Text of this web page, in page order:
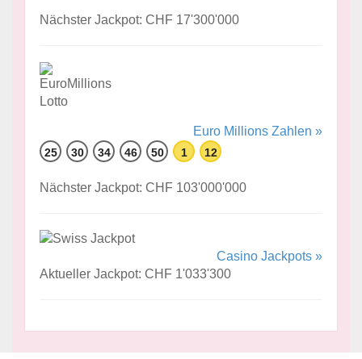
Nächster Jackpot: CHF 17'300'000
Euro Millions Zahlen »
25 30 34 46 50 1 12
Nächster Jackpot: CHF 103'000'000
Casino Jackpots »
Aktueller Jackpot: CHF 1'033'300